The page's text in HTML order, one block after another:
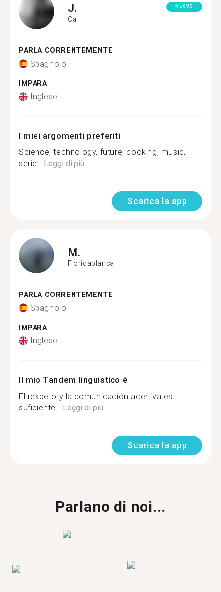
J.
Cali
NUOVO
PARLA CORRENTEMENTE
Spagnolo
IMPARA
Inglese
I miei argomenti preferiti
Science, technology, future, cooking, music,
serie...Leggi di più
Scarica la app
M.
Floridablanca
PARLA CORRENTEMENTE
Spagnolo
IMPARA
Inglese
Il mio Tandem linguistico è
El respeto y la comunicación acertiva es
suficiente...Leggi di più
Scarica la app
Parlano di noi...